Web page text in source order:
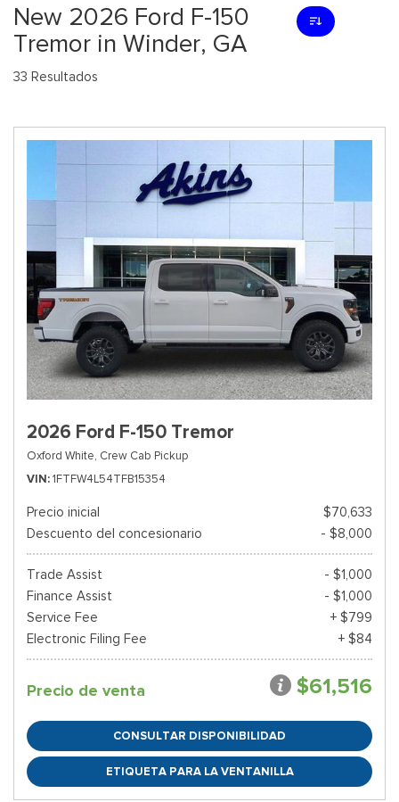
New 2026 Ford F-150
Tremor in Winder, GA
33 Resultados
2026 Ford F-150 Tremor
Oxford White, Crew Cab Pickup
VIN 1FTFW4L54TFB15354
Precio inicial
$70,633
Descuento del concesionario
- $8,000
Trade Assist
- $1,000
Finance Assist
- $1,000
Service Fee
+ $799
Electronic Filing Fee
+ $84
Precio de venta $61,516
CONSULTAR DISPONIBILIDAD
ETIQUETA PARA LA VENTANILLA